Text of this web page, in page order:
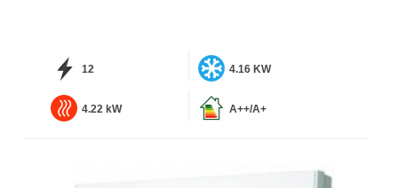
12 4.16 KW
4.22 kW A++/A+